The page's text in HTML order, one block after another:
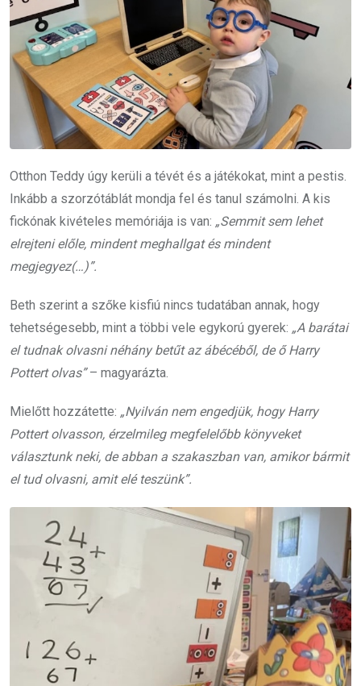
Otthon Teddy úgy kerüli a tévét és a játékokat, mint a pestis.
Inkább a szorzótáblát mondja fel és tanul számolni. A kis
fickónak kivételes memóriája is van: „Semmit sem lehet
elrejteni előle, mindent meghallgat és mindent
megjegyez(…)”.
Beth szerint a szőke kisfiú nincs tudatában annak, hogy
tehetségesebb, mint a többi vele egykorú gyerek: „A barátai
el tudnak olvasni néhány betűt az ábécéből, de ő Harry
Pottert olvas”– magyarázta.
Mielőtt hozzátette: „Nyilván nem engedjük, hogy Harry
Pottert olvasson, érzelmileg megfelelőbb könyveket
választunk neki, de abban a szakaszban van, amikor bármit
el tud olvasni, amit elé teszünk”.